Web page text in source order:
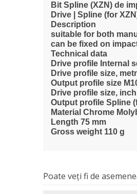
Bit Spline (XZN) de
Drive | Spline (for
Description
suitable for both
can be fixed on
Technical data
Drive profile Internal
Drive profile size,
Output profile size
Drive profile size,
Output profile Spline
Material Chrome
Length 75 mm
Gross weight 110 g
Poate veţi fi de